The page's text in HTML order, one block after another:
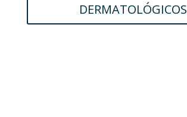
DERMATOLÓGICOS